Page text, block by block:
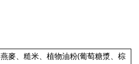
燕麥、糙米、植物油粉(葡萄糖漿、棕